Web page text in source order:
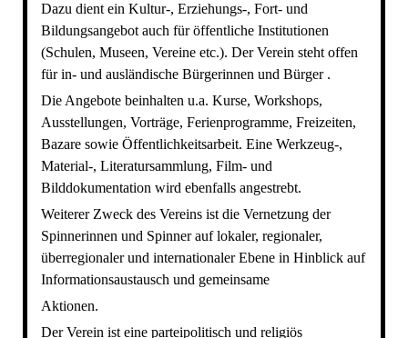
Dazu dient ein Kultur-, Erziehungs-, Fort- und
Bildungsangebot auch für öffentliche Institutionen
(Schulen, Museen, Vereine etc.). Der Verein steht offen
für in- und ausländische Bürgerinnen und Bürger .
Die Angebote beinhalten u.a. Kurse, Workshops,
Ausstellungen, Vorträge, Ferienprogramme, Freizeiten,
Bazare sowie Öffentlichkeitsarbeit. Eine Werkzeug-,
Material-, Literatursammlung, Film- und
Bilddokumentation wird ebenfalls angestrebt.
Weiterer Zweck des Vereins ist die Vernetzung der
Spinnerinnen und Spinner auf lokaler, regionaler,
überregionaler und internationaler Ebene in Hinblick auf
Informationsaustausch und gemeinsame
Aktionen.
Der Verein ist eine parteipolitisch und religiös